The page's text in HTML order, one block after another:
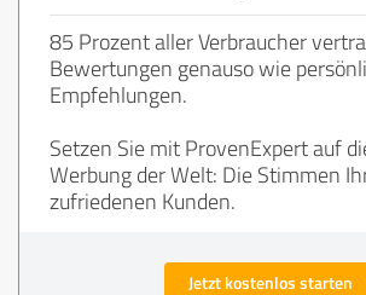
85 Prozent aller Verbraucher
Bewertungen genauso wie
Empfehlungen.
Setzen Sie mit ProvenExpert auf
Werbung der Welt: Die Stimmen
zufriedenen Kunden.
Jetzt kostenlos starten